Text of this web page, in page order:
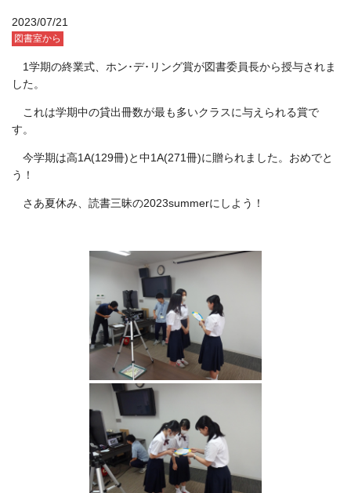
2023/07/21
図書室から
1学期の終業式、ホン･デ･リング賞が図書委員長から授与されま
した。
これは学期中の貸出冊数が最も多いクラスに与えられる賞で
す。
今学期は高1A(129冊)と中1A(271冊)に贈られました。おめでと
う！
さあ夏休み、読書三昧の2023summerにしよう！